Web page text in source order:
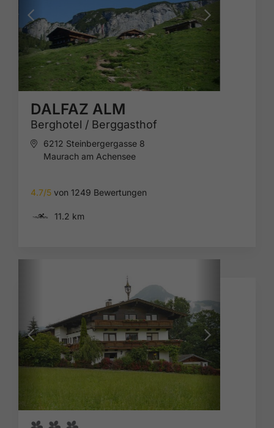
DALFAZ ALM
Berghotel / Berggasthof
6212 Steinbergergasse 8
Maurach am Achensee
4.7/5 von 1249 Bewertungen
🅐 11.2 km